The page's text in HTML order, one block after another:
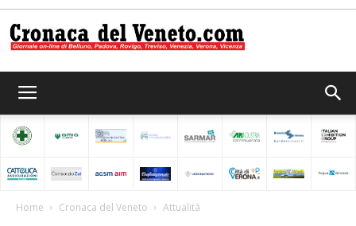
del
Home Cronaca del Veneto Attualità